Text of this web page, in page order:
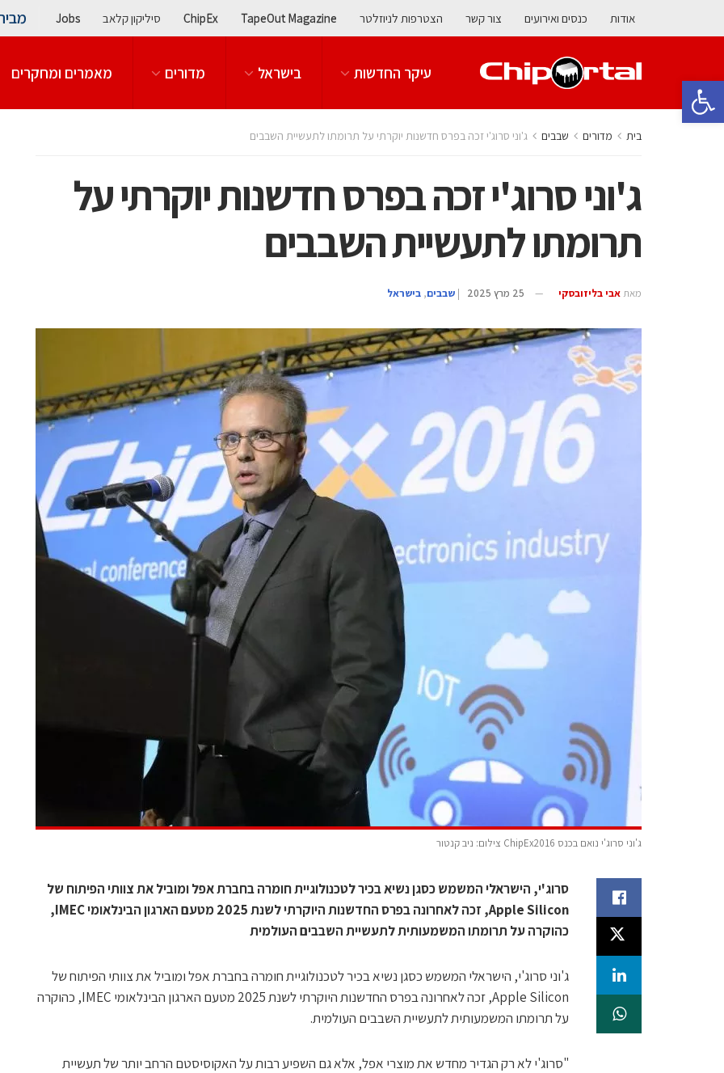
פתח סרגל נגישות
אודות כנסים ואירועים צור קשר הצטרפות לניוזלטר TapeOut Magazine
ChipEx סיליקון קלאב Jobs
עיקר החדשות בישראל מדורים מאמרים ומחקרים
בית מדורים ‫שבבים‬ ג'וני סרוג'י זכה בפרס חדשנות יוקרתי על תרומתו לתעשיית השבבים
ג'וני סרוג'י זכה בפרס חדשנות יוקרתי על
תרומתו לתעשיית השבבים
מאת אבי בליזובסקי 25 מרץ 2025 | ‫שבבים‬, בישראל
ג'וני סרוג'י נואם בכנס ChipEx2016 צילום: ניב קנטור
סרוג'י, הישראלי המשמש כסגן נשיא בכיר לטכנולוגיית חומרה בחברת אפל ומוביל את צוותי הפיתוח של
Apple Silicon, זכה לאחרונה בפרס החדשנות היוקרתי לשנת 2025 מטעם הארגון הבינלאומי IMEC,
כהוקרה על תרומתו המשמעותית לתעשיית השבבים העולמית
ג'וני סרוג'י, הישראלי המשמש כסגן נשיא בכיר לטכנולוגיית חומרה בחברת אפל ומוביל את צוותי הפיתוח של
Apple Silicon, זכה לאחרונה בפרס החדשנות היוקרתי לשנת 2025 מטעם הארגון הבינלאומי IMEC, כהוקרה
על תרומתו המשמעותית לתעשיית השבבים העולמית.
"סרוג'י לא רק הגדיר מחדש את מוצרי אפל, אלא גם השפיע רבות על האקוסיסטם הרחב יותר של תעשיית